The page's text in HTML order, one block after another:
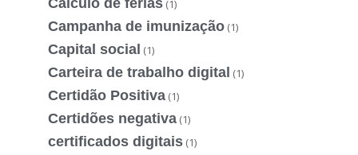
(1)
Campanha de imunização (1)
Capital social (1)
Carteira de trabalho digital (1)
Certidão Positiva (1)
Certidões negativa (1)
certificados digitais (1)